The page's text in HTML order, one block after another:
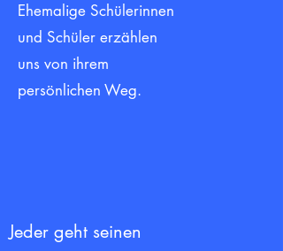
Ehemalige Schülerinnen
und Schüler erzählen
uns von ihrem
persönlichen Weg.
Jeder geht seinen